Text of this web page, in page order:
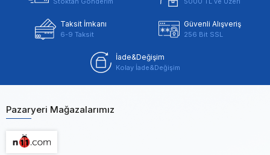
Taksit İmkanı
6-9 Taksit
Güvenli Alışveriş
256 Bit SSL
İade&Değişim
Kolay İade&Değişim
Pazaryeri Mağazalarımız